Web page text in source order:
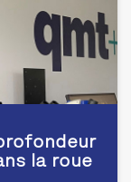
la roue